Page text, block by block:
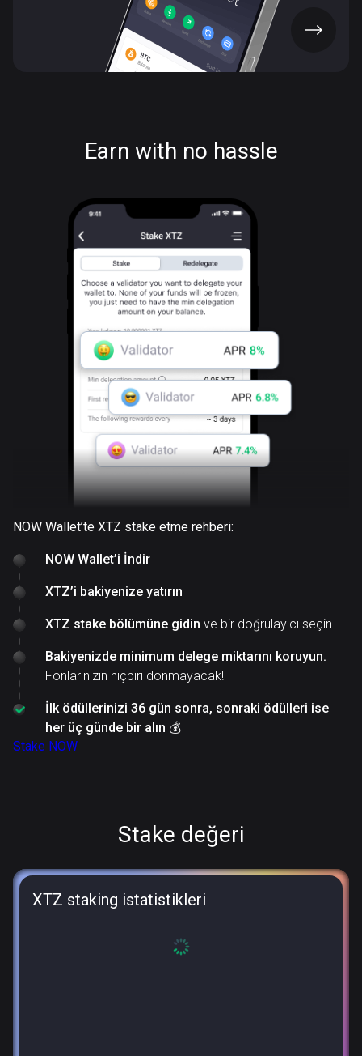
UYGULAMAYI EDİN
Earn with no hassle
NOW Wallet’te XTZ stake etme rehberi:
NOW Wallet’i İndir
XTZ’i bakiyenize yatırın
XTZ stake bölümüne gidin ve bir doğrulayıcı seçin
Bakiyenizde minimum delege miktarını koruyun.
Fonlarınızın hiçbiri donmayacak!
İlk ödüllerinizi 36 gün sonra, sonraki ödülleri ise
her üç günde bir alın 💰
Stake NOW
Stake değeri
XTZ staking istatistikleri